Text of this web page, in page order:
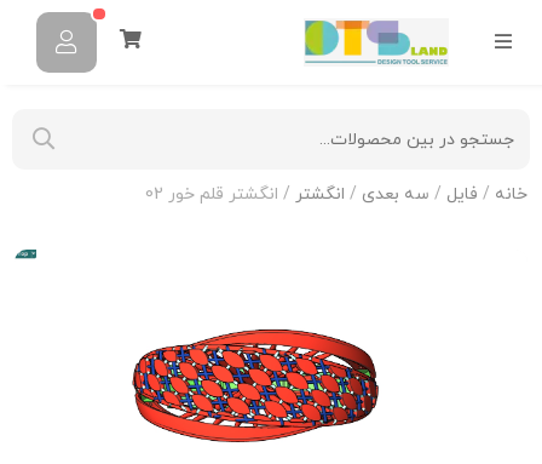
خانه / فایل / سه بعدی / انگشتر / انگشتر قلم خور 02